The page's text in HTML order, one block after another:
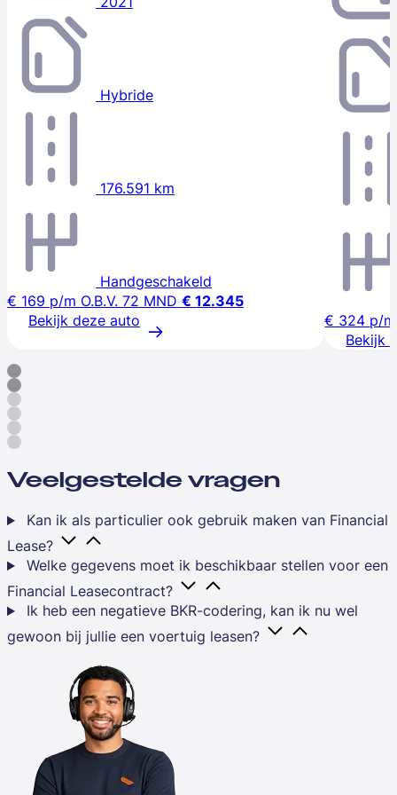
Hybride
176.591 km
Handgeschakeld
€ 169 p/m O.B.V. 72 MND € 12.345
Bekijk deze auto
€ 324 p/m
Bekijk
Veelgestelde vragen
Kan ik als particulier ook gebruik maken van Financial
Lease?
Welke gegevens moet ik beschikbaar stellen voor een
Financial Leasecontract?
Ik heb een negatieve BKR-codering, kan ik nu wel
gewoon bij jullie een voertuig leasen?